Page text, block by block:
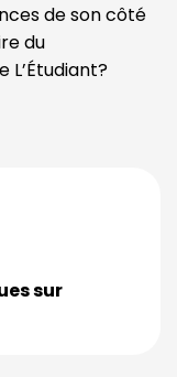
de son côté
du
L’Étudiant?
sur